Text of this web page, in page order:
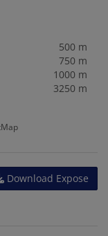
500 m
750 m
1000 m
3250 m
Download Expose